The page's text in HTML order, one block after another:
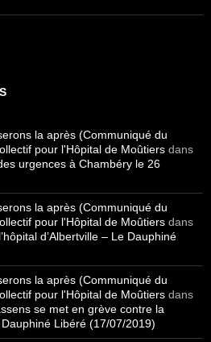
la après (Communiqué du
pour l'Hôpital de Moûtiers dans
urgences à Chambéry le 26
la après (Communiqué du
pour l'Hôpital de Moûtiers dans
d’Albertville – Le Dauphiné
la après (Communiqué du
pour l'Hôpital de Moûtiers dans
se met en grève contre la
Libéré (17/07/2019)